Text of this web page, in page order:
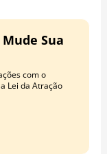
Sua
com o
Lei da Atração